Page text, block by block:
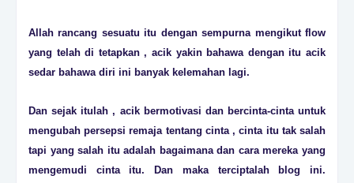
Allah rancang sesuatu itu dengan sempurna mengikut flow
yang telah di tetapkan , acik yakin bahawa dengan itu acik
sedar bahawa diri ini banyak kelemahan lagi.
Dan sejak itulah , acik bermotivasi dan bercinta-cinta untuk
mengubah persepsi remaja tentang cinta , cinta itu tak salah
tapi yang salah itu adalah bagaimana dan cara mereka yang
mengemudi cinta itu. Dan maka terciptalah blog ini.